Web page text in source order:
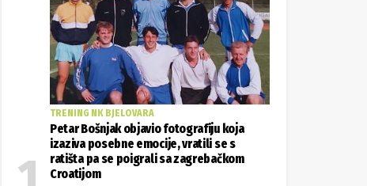
TRENING NK BJELOVARA
Petar Bošnjak objavio fotografiju koja
izaziva posebne emocije, vratili se s
ratišta pa se poigrali sa zagrebačkom
Croatijom